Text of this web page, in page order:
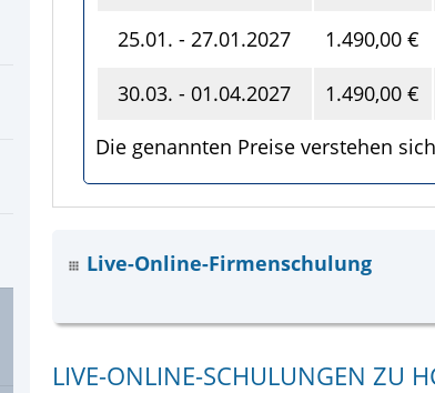
25.01. - 27.01.2027 1.490,00 €
30.03. - 01.04.2027 1.490,00 €
Die genannten Preise verstehen
Live-Online-Firmenschulung
LIVE-ONLINE-SCHULUNGEN ZU